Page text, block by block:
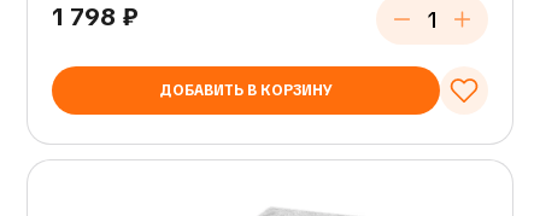
1 798 ₽
ДОБАВИТЬ В КОРЗИНУ